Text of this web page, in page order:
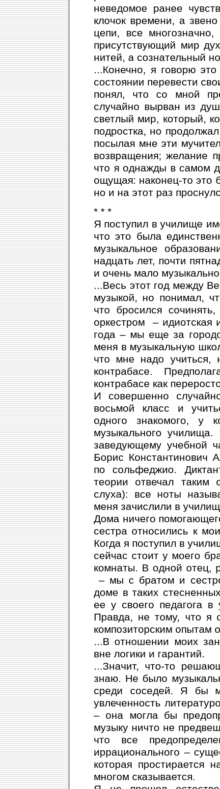
неведомое ранее
клочок времени, а
цепи, все
присутствующий мир
нитей, а сознательный
...Конечно, я говорю
состоянии перевести
понял, что со мной
случайно вырван из
светлый мир, который,
подростка, но
посылая мне эти
возвращения; желание
что я однажды в самом
ощущая: наконец-то это
но и на этот раз
* * *
Я поступил в училище
что это была
музыкальное
надцать лет, почти
и очень мало
...Весь этот год между
музыкой, но понимал,
что бросился
оркестром – идиотская
года – мы еще за
меня в музыкальную
что мне надо
контрабасе.
контрабасе как
И совершенно
восьмой класс и
одного знакомого, у
музыкального
заведующему учебной
Борис Константинович
по сольфеджио.
теории отвечал таким
слуха): все ноты
меня зачислили в
Дома ничего
сестра относились к
Когда я поступил в
сейчас стоит у моего
комнаты. В одной отец,
– мы с братом и
доме в таких
ее у своего педагога
Правда, не тому, что я
композиторским опытам
...В отношении моих
вне логики и гарантий.
...Значит, что-то
знаю. Не было
среди соседей. Я бы
увлеченность
– она могла бы
музыку ничто не
что все
иррационального –
которая простирается
многом сказывается.